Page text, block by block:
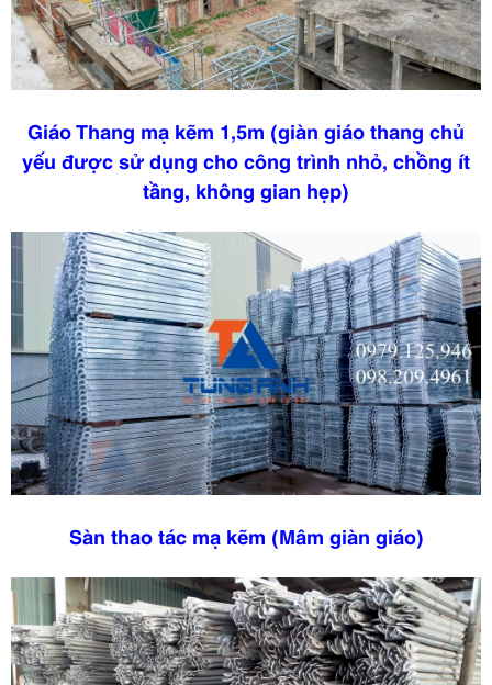
Giáo Thang mạ kẽm 1,5m (giàn giáo thang chủ
yếu được sử dụng cho công trình nhỏ, chồng ít
tầng, không gian hẹp)
Sàn thao tác mạ kẽm (Mâm giàn giáo)